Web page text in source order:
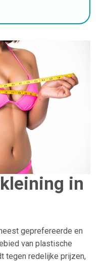
in
geprefereerde en
van plastische
tegen redelijke prijzen,